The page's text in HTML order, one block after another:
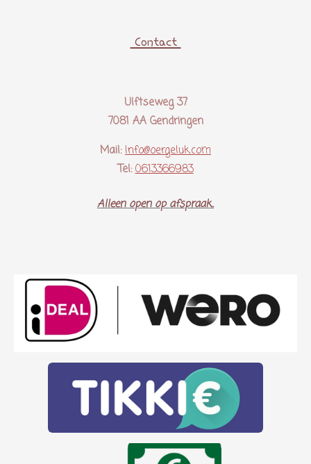
Contact
Ulftseweg 37
7081 AA Gendringen
Mail: Info@oergeluk.com
Tel: 0613366983
Alleen open op afspraak..